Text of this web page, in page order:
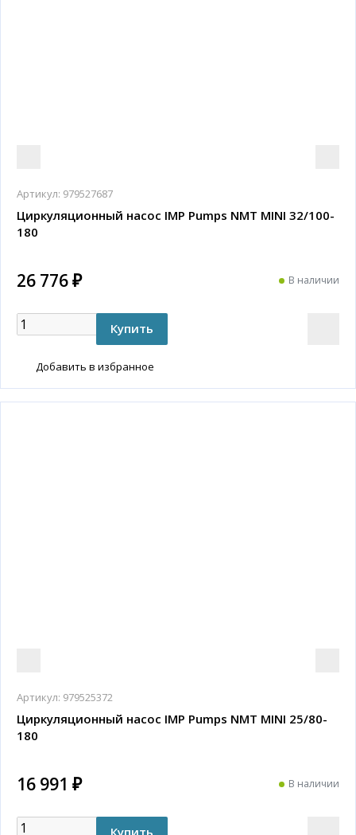
Артикул: 979527687
Циркуляционный насос IMP Pumps NMT MINI 32/100-
180
26 776 ₽ В наличии
Добавить в избранное
Артикул: 979525372
Циркуляционный насос IMP Pumps NMT MINI 25/80-
180
16 991 ₽ В наличии